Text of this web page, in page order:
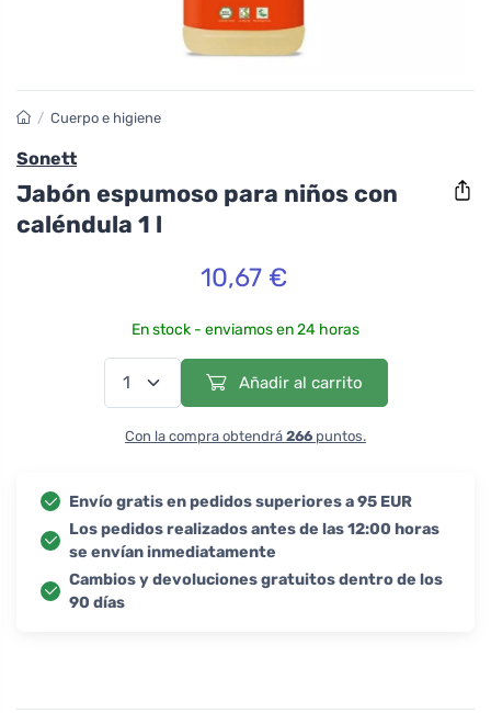
/ Cuerpo e higiene
Sonett
Jabón espumoso para niños con
caléndula 1 l
10,67 €
En stock - enviamos en 24 horas
Añadir al carrito
Con la compra obtendrá 266 puntos.
Envío gratis en pedidos superiores a 95 EUR
Los pedidos realizados antes de las 12:00 horas
se envían inmediatamente
Cambios y devoluciones gratuitos dentro de los
90 días